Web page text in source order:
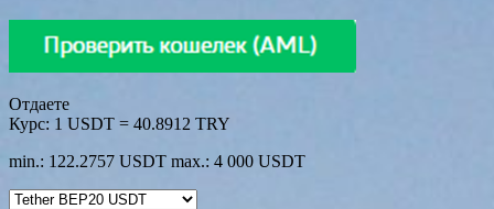
Отдаете
Курс: 1 USDT = 40.8912 TRY
min.: 122.2757 USDT max.: 4 000 USDT